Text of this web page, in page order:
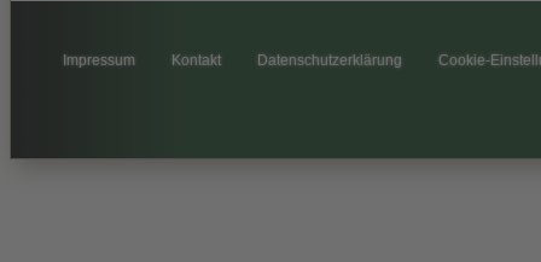
Impressum Kontakt Datenschutzerklärung Cookie-